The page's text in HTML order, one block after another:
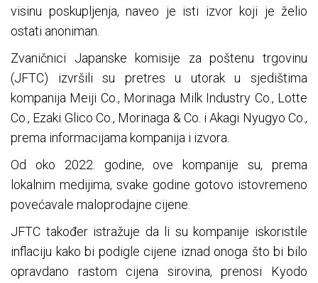
visinu poskupljenja, naveo je isti izvor koji je želio
ostati anoniman.
Zvaničnici Japanske komisije za poštenu trgovinu
(JFTC) izvršili su pretres u utorak u sjedištima
kompanija Meiji Co., Morinaga Milk Industry Co., Lotte
Co., Ezaki Glico Co., Morinaga & Co. i Akagi Nyugyo Co.,
prema informacijama kompanija i izvora.
Od oko 2022. godine, ove kompanije su, prema
lokalnim medijima, svake godine gotovo istovremeno
povećavale maloprodajne cijene.
JFTC također istražuje da li su kompanije iskoristile
inflaciju kako bi podigle cijene iznad onoga što bi bilo
opravdano rastom cijena sirovina, prenosi Kyodo